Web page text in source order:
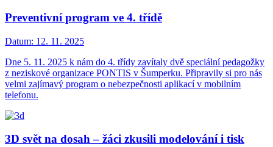
Preventivní program ve 4. třídě
Datum: 12. 11. 2025
Dne 5. 11. 2025 k nám do 4. třídy zavítaly dvě speciální pedagožky
z neziskové organizace PONTIS v Šumperku. Připravily si pro nás
velmi zajímavý program o nebezpečnosti aplikací v mobilním
telefonu.
3D svět na dosah – žáci zkusili modelování i tisk